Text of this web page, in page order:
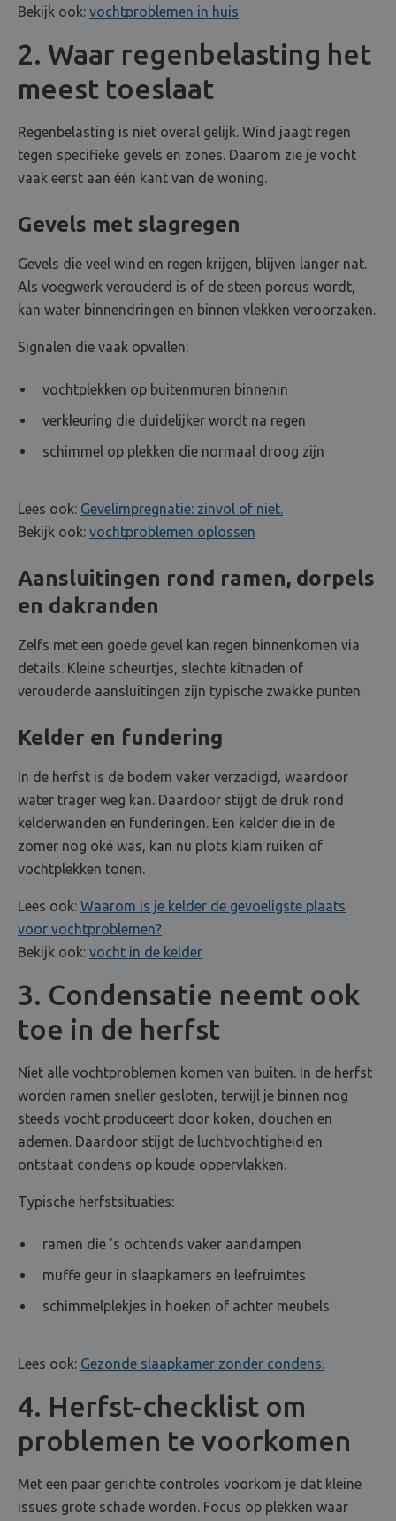
Bekijk ook: vochtproblemen in huis
2. Waar regenbelasting het
meest toeslaat
Regenbelasting is niet overal gelijk. Wind jaagt regen
tegen specifieke gevels en zones. Daarom zie je vocht
vaak eerst aan één kant van de woning.
Gevels met slagregen
Gevels die veel wind en regen krijgen, blijven langer nat.
Als voegwerk verouderd is of de steen poreus wordt,
kan water binnendringen en binnen vlekken veroorzaken.
Signalen die vaak opvallen:
vochtplekken op buitenmuren binnenin
verkleuring die duidelijker wordt na regen
schimmel op plekken die normaal droog zijn
Lees ook: Gevelimpregnatie: zinvol of niet.
Bekijk ook: vochtproblemen oplossen
Aansluitingen rond ramen, dorpels
en dakranden
Zelfs met een goede gevel kan regen binnenkomen via
details. Kleine scheurtjes, slechte kitnaden of
verouderde aansluitingen zijn typische zwakke punten.
Kelder en fundering
In de herfst is de bodem vaker verzadigd, waardoor
water trager weg kan. Daardoor stijgt de druk rond
kelderwanden en funderingen. Een kelder die in de
zomer nog oké was, kan nu plots klam ruiken of
vochtplekken tonen.
Lees ook: Waarom is je kelder de gevoeligste plaats
voor vochtproblemen?
Bekijk ook: vocht in de kelder
3. Condensatie neemt ook
toe in de herfst
Niet alle vochtproblemen komen van buiten. In de herfst
worden ramen sneller gesloten, terwijl je binnen nog
steeds vocht produceert door koken, douchen en
ademen. Daardoor stijgt de luchtvochtigheid en
ontstaat condens op koude oppervlakken.
Typische herfstsituaties:
ramen die ’s ochtends vaker aandampen
muffe geur in slaapkamers en leefruimtes
schimmelplekjes in hoeken of achter meubels
Lees ook: Gezonde slaapkamer zonder condens.
4. Herfst-checklist om
problemen te voorkomen
Met een paar gerichte controles voorkom je dat kleine
issues grote schade worden. Focus op plekken waar